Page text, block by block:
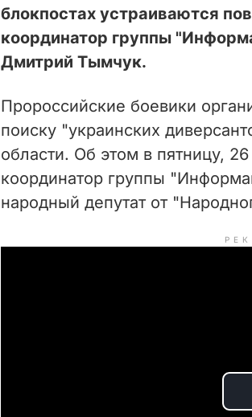
блокпостах устраиваются
координатор группы
Дмитрий Тымчук.
Пророссийские боевики
поиску "украинских
области. Об этом в пятницу,
координатор группы
народный депутат от